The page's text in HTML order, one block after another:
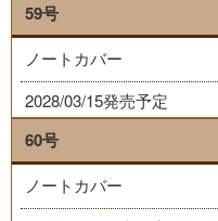
59号
ノートカバー
2028/03/15発売予定
60号
ノートカバー